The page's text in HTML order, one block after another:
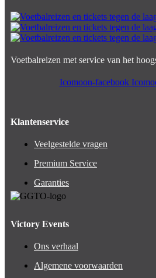
Voetbalreizen met service van het
Icomoon-facebook
Klantenservice
Veelgestelde vragen
Premium Service
Garanties
Victory Events
Ons verhaal
Algemene voorwaarden